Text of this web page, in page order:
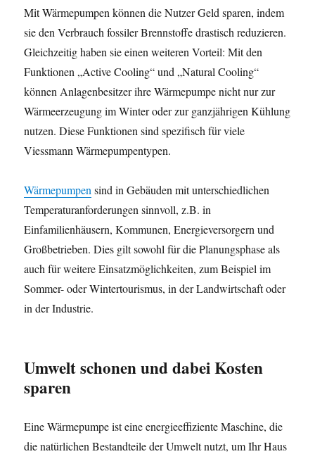
Mit Wärmepumpen können die Nutzer Geld sparen, indem
sie den Verbrauch fossiler Brennstoffe drastisch reduzieren.
Gleichzeitig haben sie einen weiteren Vorteil: Mit den
Funktionen „Active Cooling“ und „Natural Cooling“
können Anlagenbesitzer ihre Wärmepumpe nicht nur zur
Wärmeerzeugung im Winter oder zur ganzjährigen Kühlung
nutzen. Diese Funktionen sind spezifisch für viele
Viessmann Wärmepumpentypen.
Wärmepumpen sind in Gebäuden mit unterschiedlichen
Temperaturanforderungen sinnvoll, z.B. in
Einfamilienhäusern, Kommunen, Energieversorgern und
Großbetrieben. Dies gilt sowohl für die Planungsphase als
auch für weitere Einsatzmöglichkeiten, zum Beispiel im
Sommer- oder Wintertourismus, in der Landwirtschaft oder
in der Industrie.
Umwelt schonen und dabei Kosten
sparen
Eine Wärmepumpe ist eine energieeffiziente Maschine, die
die natürlichen Bestandteile der Umwelt nutzt, um Ihr Haus